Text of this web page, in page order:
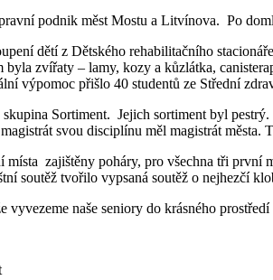
podnik měst Mostu a Litvínova. Po
dětí z Dětského rehabilitačního
byla zvířaty – lamy, kozy a kůzlátka,
výpomoc přišlo 40 studentů ze Střední
Sortiment. Jejich sortiment byl
svou disciplínu měl magistrát
místa zajištěny poháry, pro všechna tři
soutěž tvořilo vypsaná soutěž o nejhezčí
vyvezeme naše seniory do krásného